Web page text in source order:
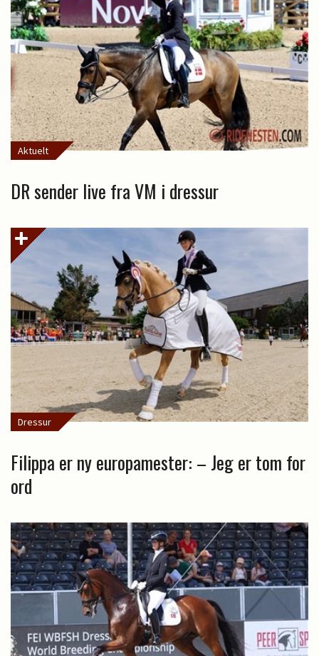
Aktuelt
DR sender live fra VM i dressur
Dressur
Filippa er ny europamester: – Jeg er tom for
ord